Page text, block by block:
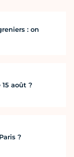
: on
août ?
?